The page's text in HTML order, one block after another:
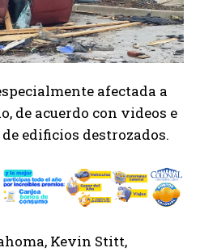
afectada a
de acuerdo con videos e
edificios destrozados.
Kevin Stitt,